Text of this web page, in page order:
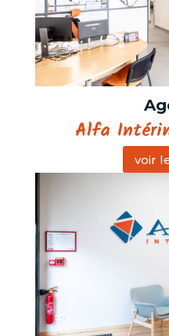
Alfa
voir